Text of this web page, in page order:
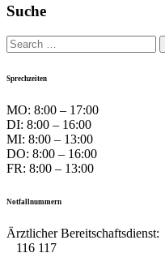
Suche
Search
for:
Sprechzeiten
MO: 8:00 – 17:00
DI: 8:00 – 16:00
MI: 8:00 – 13:00
DO: 8:00 – 16:00
FR: 8:00 – 13:00
Notfallnummern
Ärztlicher Bereitschaftsdienst:
116 117